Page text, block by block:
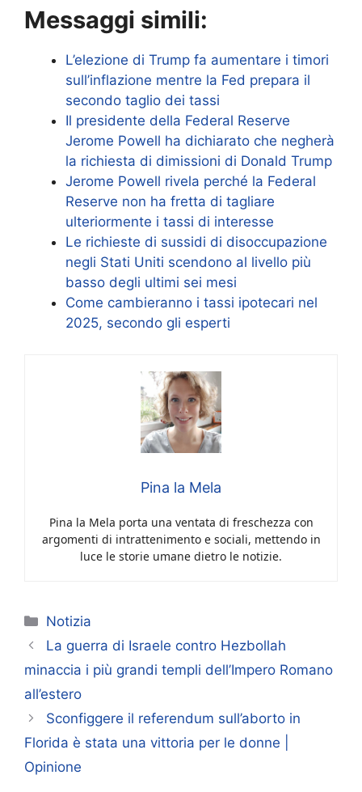
Messaggi simili:
L’elezione di Trump fa aumentare i timori
sull’inflazione mentre la Fed prepara il
secondo taglio dei tassi
Il presidente della Federal Reserve
Jerome Powell ha dichiarato che negherà
la richiesta di dimissioni di Donald Trump
Jerome Powell rivela perché la Federal
Reserve non ha fretta di tagliare
ulteriormente i tassi di interesse
Le richieste di sussidi di disoccupazione
negli Stati Uniti scendono al livello più
basso degli ultimi sei mesi
Come cambieranno i tassi ipotecari nel
2025, secondo gli esperti
Pina la Mela
Pina la Mela porta una ventata di freschezza con
argomenti di intrattenimento e sociali, mettendo in
luce le storie umane dietro le notizie.
Categorie
Notizia
La guerra di Israele contro Hezbollah
minaccia i più grandi templi dell’Impero Romano
all’estero
Sconfiggere il referendum sull’aborto in
Florida è stata una vittoria per le donne |
Opinione